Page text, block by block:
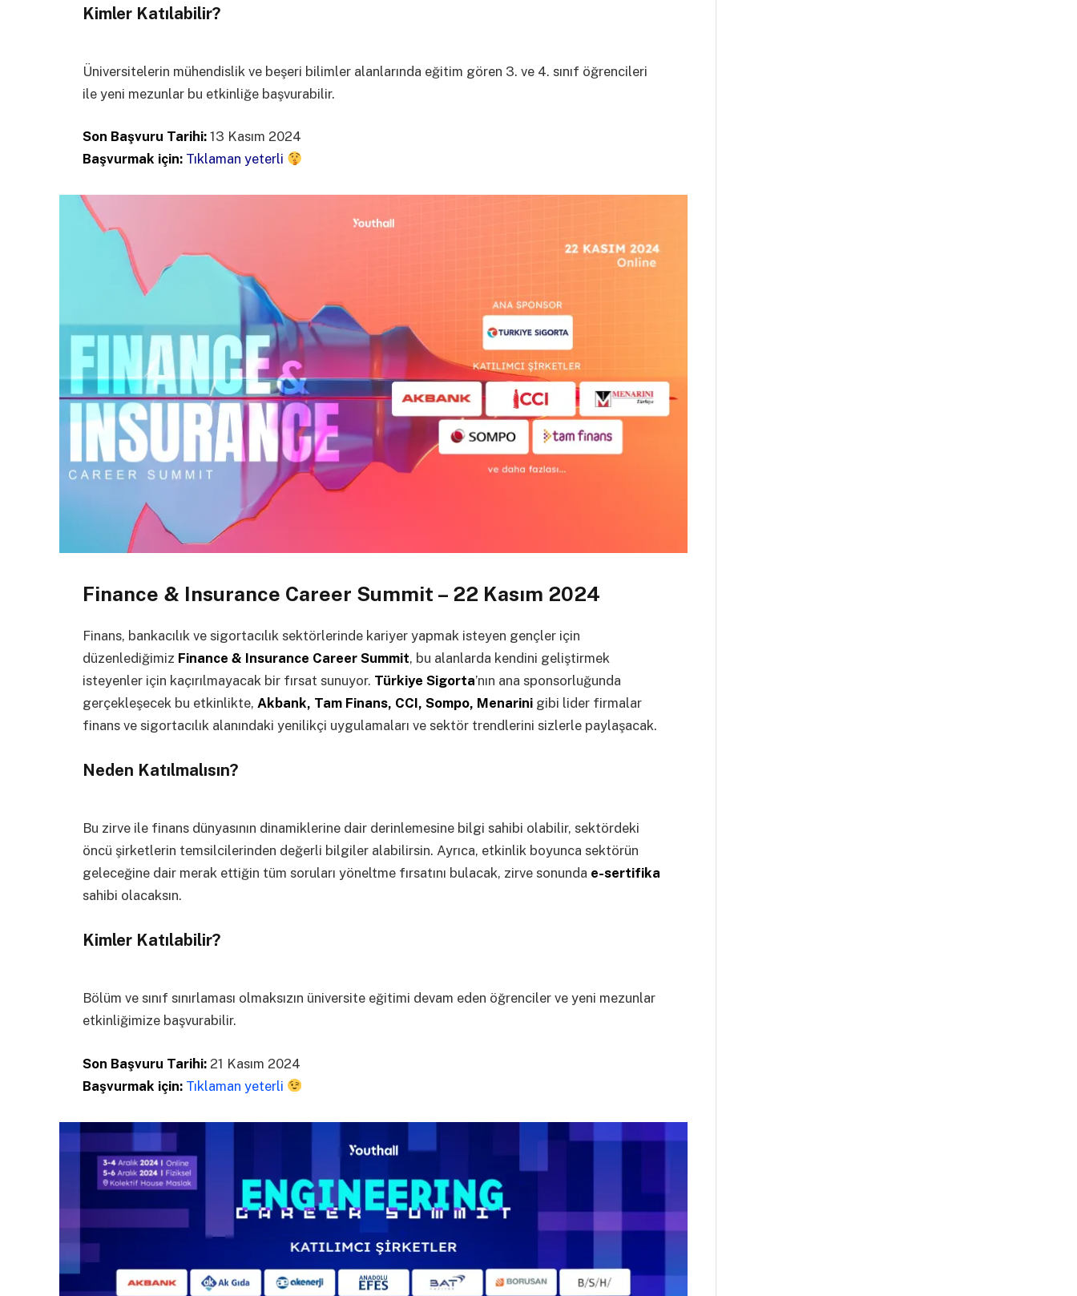
Kimler Katılabilir?
Üniversitelerin mühendislik ve beşeri bilimler alanlarında eğitim gören 3. ve 4. sınıf öğrencileri
ile yeni mezunlar bu etkinliğe başvurabilir.
Son Başvuru Tarihi: 13 Kasım 2024
Başvurmak için: Tıklaman yeterli
Finance & Insurance Career Summit – 22 Kasım 2024
Finans, bankacılık ve sigortacılık sektörlerinde kariyer yapmak isteyen gençler için
düzenlediğimiz Finance & Insurance Career Summit, bu alanlarda kendini geliştirmek
isteyenler için kaçırılmayacak bir fırsat sunuyor. Türkiye Sigorta’nın ana sponsorluğunda
gerçekleşecek bu etkinlikte, Akbank, Tam Finans, CCI, Sompo, Menarini gibi lider firmalar
finans ve sigortacılık alanındaki yenilikçi uygulamaları ve sektör trendlerini sizlerle paylaşacak.
Neden Katılmalısın?
Bu zirve ile finans dünyasının dinamiklerine dair derinlemesine bilgi sahibi olabilir, sektördeki
öncü şirketlerin temsilcilerinden değerli bilgiler alabilirsin. Ayrıca, etkinlik boyunca sektörün
geleceğine dair merak ettiğin tüm soruları yöneltme fırsatını bulacak, zirve sonunda e-sertifika
sahibi olacaksın.
Kimler Katılabilir?
Bölüm ve sınıf sınırlaması olmaksızın üniversite eğitimi devam eden öğrenciler ve yeni mezunlar
etkinliğimize başvurabilir.
Son Başvuru Tarihi: 21 Kasım 2024
Başvurmak için: Tıklaman yeterli